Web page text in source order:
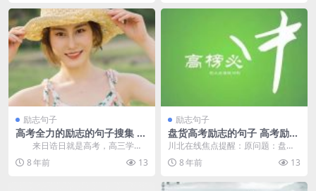
励志句子
高考全力的励志的句子搜集 这
一次临沂考生要金榜题名
来日诰日就是高考，高三学子
终于把这一天盼来了，考完这一场
高中糊口就竣事了，以...
8 年前 13
励志句子
盘货高考励志的句子 高考励志
笔墨图片
川北在线焦点提醒：原问题：盘货
高考励志的句子 高考励志笔墨图片
摒弃幸运之念，必...
8 年前 13